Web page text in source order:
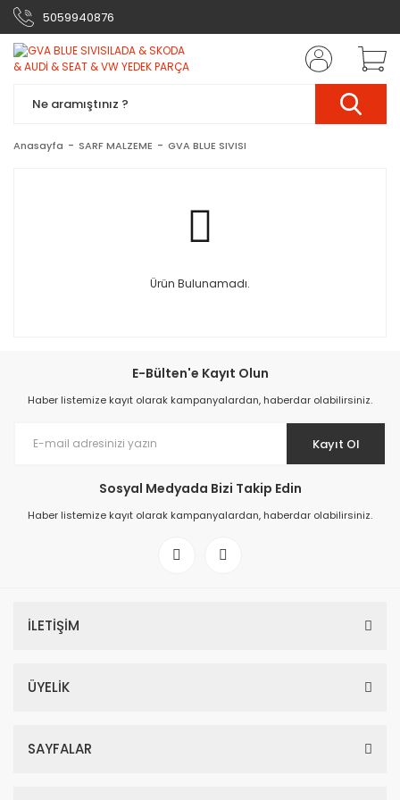
5059940876
Anasayfa SARF MALZEME GVA BLUE SIVISI
Ürün Bulunamadı.
E-Bülten'e Kayıt Olun
Haber listemize kayıt olarak kampanyalardan, haberdar olabilirsiniz.
Kayıt Ol
Sosyal Medyada Bizi Takip Edin
Haber listemize kayıt olarak kampanyalardan, haberdar olabilirsiniz.
İLETİŞİM
ÜYELİK
SAYFALAR